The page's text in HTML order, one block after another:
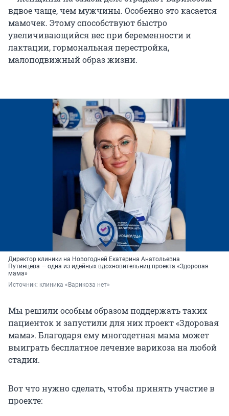
вдвое чаще, чем мужчины. Особенно это касается
мамочек. Этому способствуют быстро
увеличивающийся вес при беременности и
лактации, гормональная перестройка,
малоподвижный образ жизни.
Директор клиники на Новогодней Екатерина Анатольевна
Путинцева — одна из идейных вдохновительниц проекта «Здоровая
мама»
Источник: клиника «Варикоза нет»
Мы решили особым образом поддержать таких
пациенток и запустили для них проект «Здоровая
мама». Благодаря ему многодетная мама может
выиграть бесплатное лечение варикоза на любой
стадии.
Вот что нужно сделать, чтобы принять участие в
проекте: